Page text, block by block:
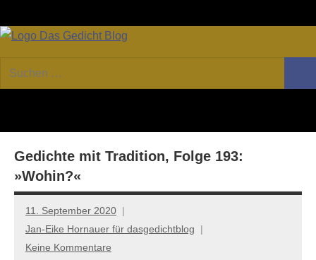
Inhalt
GEDICHT
Forum
von
Lyrik,
Essay
Suchen
nach:
Gedichte mit Tradition, Folge 193:
»Wohin?«
11. September 2020
Jan-Eike Hornauer für dasgedichtblog
Keine Kommentare